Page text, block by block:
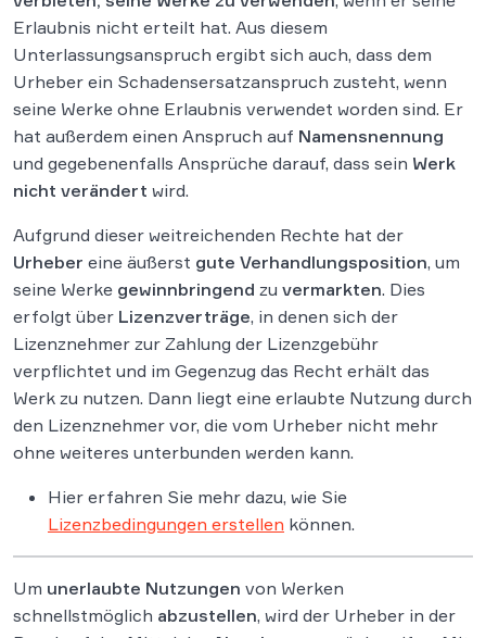
Erlaubnis nicht erteilt hat. Aus diesem
Unterlassungsanspruch ergibt sich auch, dass dem
Urheber ein Schadensersatzanspruch zusteht, wenn
seine Werke ohne Erlaubnis verwendet worden sind. Er
hat außerdem einen Anspruch auf Namensnennung
und gegebenenfalls Ansprüche darauf, dass sein Werk
nicht verändert wird.
Aufgrund dieser weitreichenden Rechte hat der
Urheber eine äußerst gute Verhandlungsposition, um
seine Werke gewinnbringend zu vermarkten. Dies
erfolgt über Lizenzverträge, in denen sich der
Lizenznehmer zur Zahlung der Lizenzgebühr
verpflichtet und im Gegenzug das Recht erhält das
Werk zu nutzen. Dann liegt eine erlaubte Nutzung durch
den Lizenznehmer vor, die vom Urheber nicht mehr
ohne weiteres unterbunden werden kann.
Hier erfahren Sie mehr dazu, wie Sie
Lizenzbedingungen erstellen können.
Um unerlaubte Nutzungen von Werken
schnellstmöglich abzustellen, wird der Urheber in der